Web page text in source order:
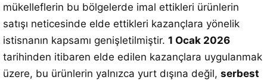
mükelleflerin bu bölgelerde imal ettikleri ürünlerin
satışı neticesinde elde ettikleri kazançlara yönelik
istisnanın kapsamı genişletilmiştir. 1 Ocak 2026
tarihinden itibaren elde edilen kazançlara uygulanmak
üzere, bu ürünlerin yalnızca yurt dışına değil, serbest